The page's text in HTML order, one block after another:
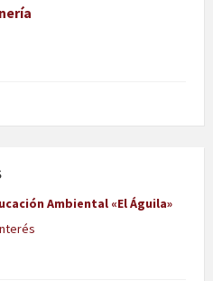
Ambiental «El Águila»